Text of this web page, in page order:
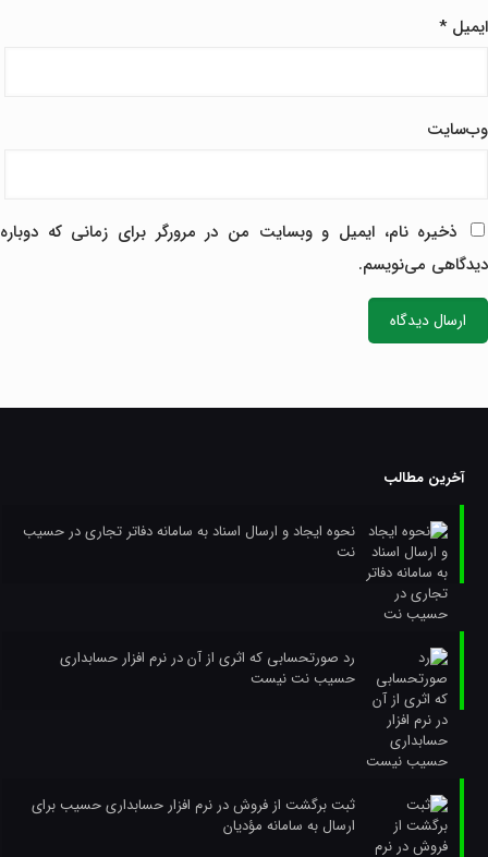
ایمیل*
وب‌سایت
ذخیره نام، ایمیل و وبسایت من در مرورگر برای زمانی که دوباره
دیدگاهی می‌نویسم.
آخرین مطالب
نحوه ایجاد و ارسال اسناد به سامانه دفاتر تجاری در حسیب
نت
رد صورتحسابی که اثری از آن در نرم افزار حسابداری
حسیب نت نیست
ثبت برگشت از فروش در نرم افزار حسابداری حسیب برای
ارسال به سامانه مؤدیان